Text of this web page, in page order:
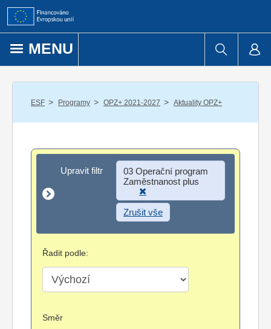
Přejít k obsahu
MENU
ESF / Programy / OPZ+ 2021-2027 / Aktuality OPZ+
Upravit filtr
Upravit filtr
03 Operační program
Zaměstnanost plus
Zrušit vše
Řadit podle:
Směr